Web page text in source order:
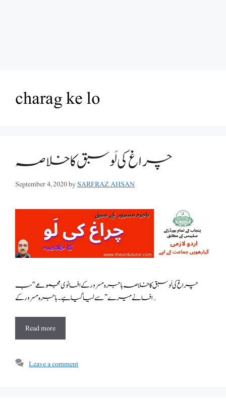
charag ke lo
چراغ کی لَو سبق کا خلاصہ
September 4, 2020bySARFRAZ AHSAN
چراغ کی لَو سبق کا خلاصہ ہاجرہ مسرور کے افسانوی مجموعے “سب
افسانے میرے” سے لیا گیا ہے۔ہاجرہ مسرور کے …
Read more
Leave a comment